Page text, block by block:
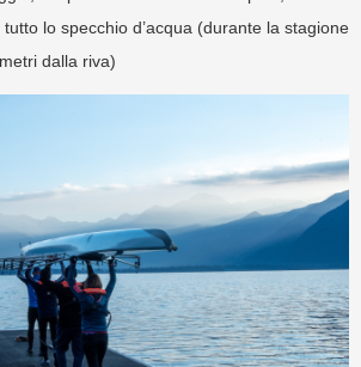
lo specchio d’acqua (durante la stagione
dalla riva)